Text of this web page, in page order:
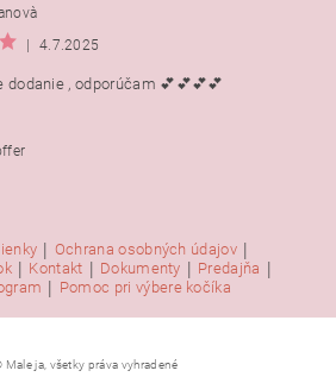
|
4.7.2025
dodanie , odporúčam 💕💕💕💕
| Ochrana osobných údajov |
| Kontakt | Dokumenty | Predajňa |
| Pomoc pri výbere kočíka
ja, všetky práva vyhradené